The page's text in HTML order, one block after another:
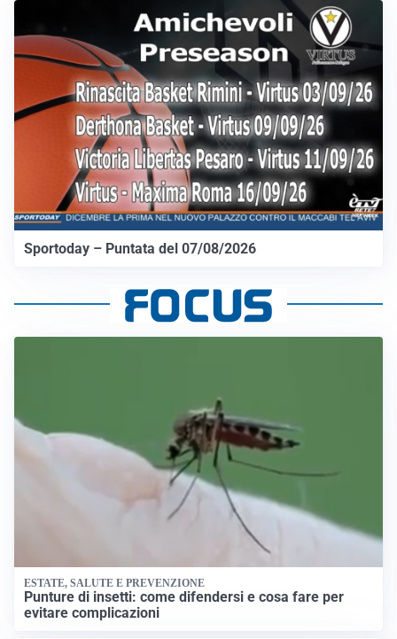
Sportoday – Puntata del 07/08/2026
ESTATE, SALUTE E PREVENZIONE
Punture di insetti: come difendersi e cosa fare per
evitare complicazioni